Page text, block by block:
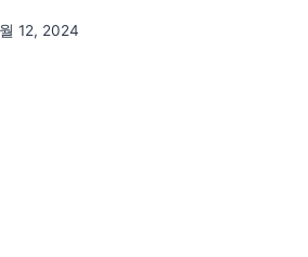
12, 2024